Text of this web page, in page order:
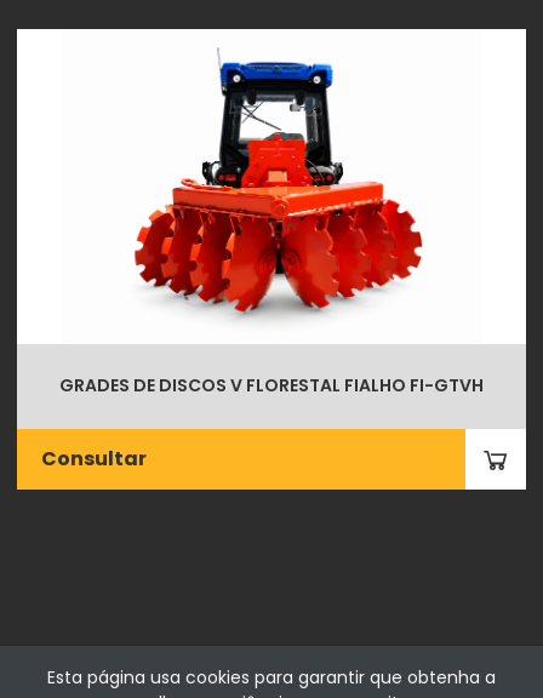
GRADES DE DISCOS V FLORESTAL FIALHO FI-GTVH
Consultar
Esta página usa cookies para garantir que obtenha a